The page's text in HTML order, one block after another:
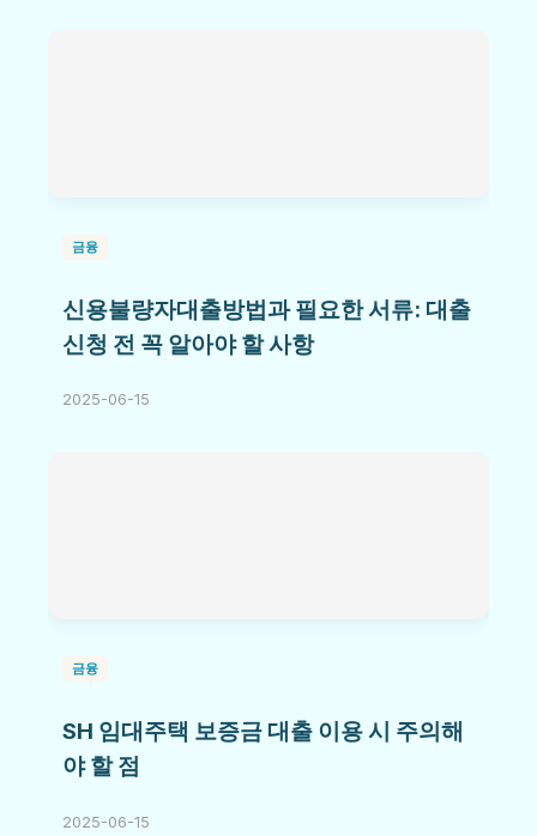
금융
신용불량자대출방법과 필요한 서류: 대출
신청 전 꼭 알아야 할 사항
2025-06-15
금융
SH 임대주택 보증금 대출 이용 시 주의해
야 할 점
2025-06-15